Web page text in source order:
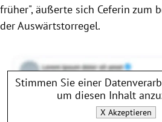
früher", äußerte sich Ceferin zum
der Auswärtstorregel.
Stimmen Sie einer
um diesen Inhalt
X Akzeptieren